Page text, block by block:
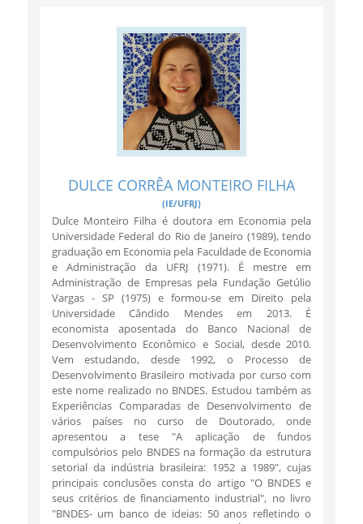
DULCE CORRÊA MONTEIRO FILHA
(IE/UFRJ)
Dulce Monteiro Filha é doutora em Economia pela
Universidade Federal do Rio de Janeiro (1989), tendo
graduação em Economia pela Faculdade de Economia
e Administração da UFRJ (1971). É mestre em
Administração de Empresas pela Fundação Getúlio
Vargas - SP (1975) e formou-se em Direito pela
Universidade Cândido Mendes em 2013. É
economista aposentada do Banco Nacional de
Desenvolvimento Econômico e Social, desde 2010.
Vem estudando, desde 1992, o Processo de
Desenvolvimento Brasileiro motivada por curso com
este nome realizado no BNDES. Estudou também as
Experiências Comparadas de Desenvolvimento de
vários países no curso de Doutorado, onde
apresentou a tese "A aplicação de fundos
compulsórios pelo BNDES na formação da estrutura
setorial da indústria brasileira: 1952 a 1989", cujas
principais conclusões consta do artigo "O BNDES e
seus critérios de financiamento industrial", no livro
"BNDES- um banco de ideias: 50 anos refletindo o